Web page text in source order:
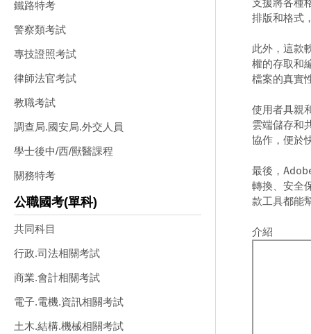
鐵路特考
警察類考試
專技證照考試
律師法官考試
教職考試
調查局.國安局.外交人員
學士後中/西/獸醫課程
關務特考
公職國考(單科)
共同科目
行政.司法相關考試
商業.會計相關考試
電子.電機.資訊相關考試
土木.結構.機械相關考試
支援將各種
排版和格式
此外，這款
權的存取和
檔案的真實
使用者具親
雲端儲存和
協作，便於
最後，
轉換、安全
款工具都能